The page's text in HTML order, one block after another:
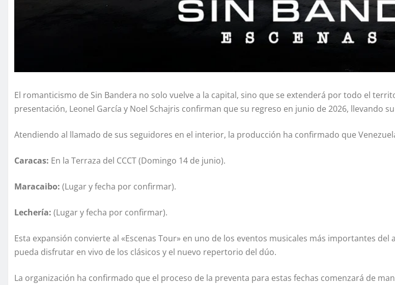
El romanticismo de Sin Bandera no solo vuelve a la capital, sino que se extenderá por todo el
presentación, Leonel García y Noel Schajris confirman que su regreso en junio de 2026, llevando
Atendiendo al llamado de sus seguidores en el interior, la producción ha confirmado que
Caracas: En la Terraza del CCCT (Domingo 14 de junio).
Maracaibo: (Lugar y fecha por confirmar).
Lechería: (Lugar y fecha por confirmar).
Esta expansión convierte al «Escenas Tour» en uno de los eventos musicales más importantes
pueda disfrutar en vivo de los clásicos y el nuevo repertorio del dúo.
La organización ha confirmado que el proceso de la preventa para estas fechas comenzará de